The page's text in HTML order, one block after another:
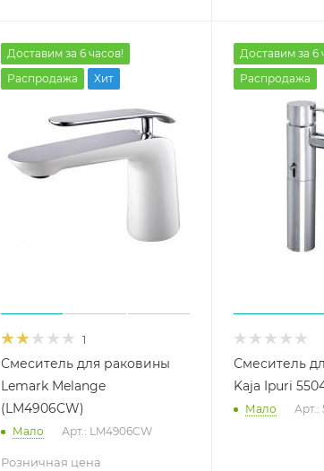
Доставим за 6 часов!
Распродажа
Хит
1
Смеситель для раковины
Lemark Melange
(LM4906CW)
Мало Арт.: LM4906CW
Розничная цена
Доставим за 6
Распродажа
Смеситель
Kaja Ipuri
Мало Арт.: